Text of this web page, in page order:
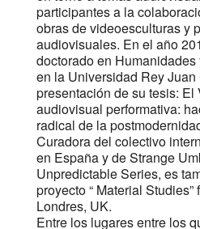
participantes a la
obras de videoesculturas y
audiovisuales. En el año
doctorado en
en la Universidad Rey
presentación de su tesis: El
audiovisual performativa:
radical de la
Curadora del colectivo
en España y de Strange
Unpredictable Series, es
proyecto “ Material
Londres, UK.
Entre los lugares entre los